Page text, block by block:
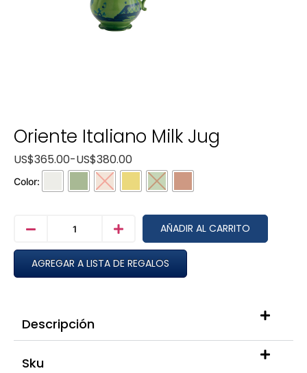
Oriente Italiano Milk Jug
US$365.00-US$380.00
Color:
AÑADIR AL CARRITO
AGREGAR A LISTA DE REGALOS
Descripción
Sku